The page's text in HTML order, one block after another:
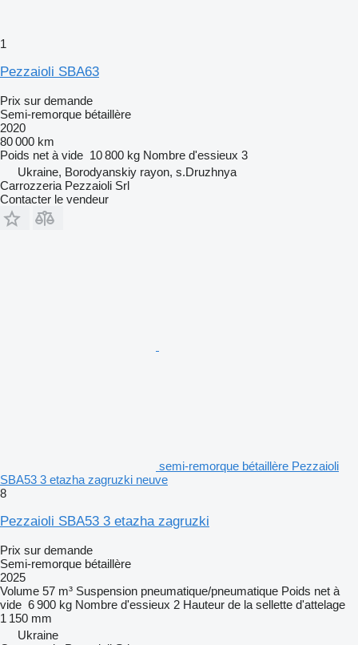
1
Pezzaioli SBA63
Prix sur demande
Semi-remorque bétaillère
2020
80 000 km
Poids net à vide 10 800 kg Nombre d'essieux 3
Ukraine, Borodyanskiy rayon, s.Druzhnya
Carrozzeria Pezzaioli Srl
Contacter le vendeur
semi-remorque bétaillère Pezzaioli
SBA53 3 etazha zagruzki neuve
8
Pezzaioli SBA53 3 etazha zagruzki
Prix sur demande
Semi-remorque bétaillère
2025
Volume 57 m³ Suspension pneumatique/pneumatique Poids net à
vide 6 900 kg Nombre d'essieux 2 Hauteur de la sellette d'attelage
1 150 mm
Ukraine